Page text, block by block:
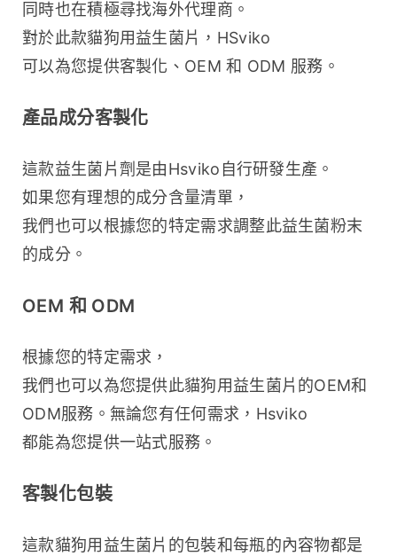
同時也在積極尋找海外代理商。
對於此款貓狗用益生菌片，HSviko
可以為您提供客製化、OEM 和 ODM 服務。
產品成分客製化
這款益生菌片劑是由Hsviko自行研發生產。
如果您有理想的成分含量清單，
我們也可以根據您的特定需求調整此益生菌粉末
的成分。
OEM 和 ODM
根據您的特定需求，
我們也可以為您提供此貓狗用益生菌片的OEM和
ODM服務。無論您有任何需求，Hsviko
都能為您提供一站式服務。
客製化包裝
這款貓狗用益生菌片的包裝和每瓶的內容物都是